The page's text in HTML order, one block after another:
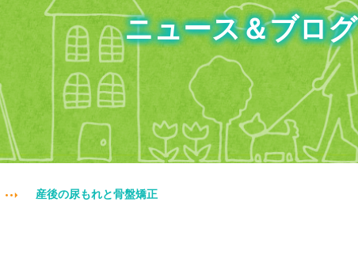
ニュース＆ブログ
産後の尿もれと骨盤矯正